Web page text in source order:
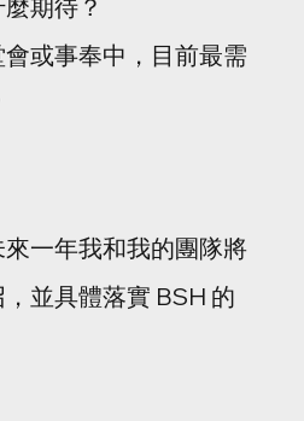
期待？
或事奉中，目前最需
一年我和我的團隊將
並具體落實 BSH 的